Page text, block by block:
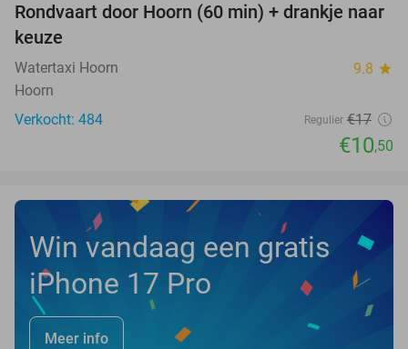
38%
Rondvaart door Hoorn (60 min) + drankje naar
keuze
Watertaxi Hoorn 9.8 star
Hoorn
Verkocht: 484
Regulier €17
€10,50
Win vandaag een gratis
iPhone 17 Pro
Meer info